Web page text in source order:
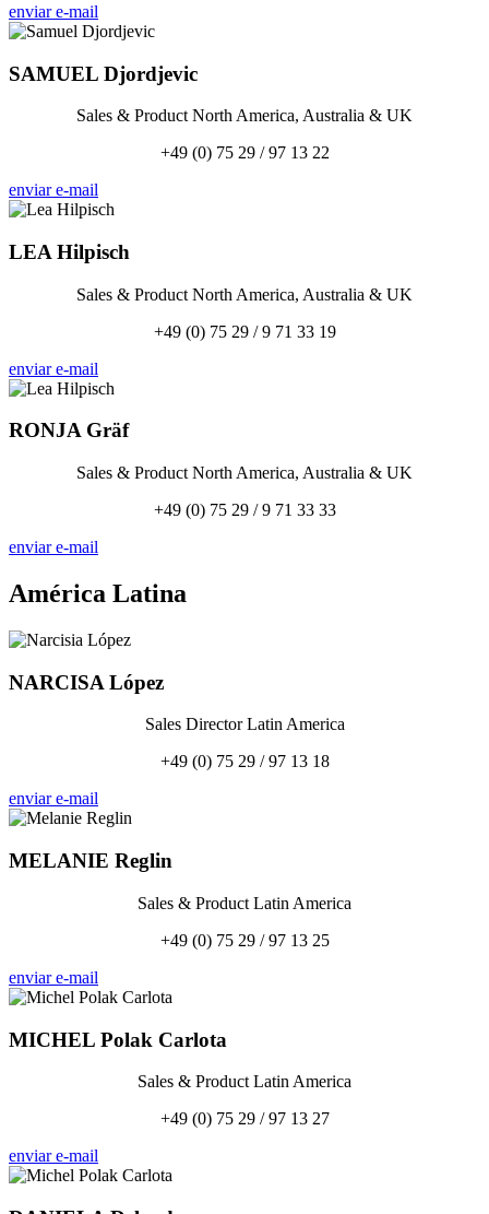
enviar e-mail
SAMUEL Djordjevic
Sales & Product North America, Australia & UK
+49 (0) 75 29 / 97 13 22
enviar e-mail
LEA Hilpisch
Sales & Product North America, Australia & UK
+49 (0) 75 29 / 9 71 33 19
enviar e-mail
RONJAGräf
Sales & Product North America, Australia & UK
+49 (0) 75 29 / 9 71 33 33
enviar e-mail
América Latina
NARCISA López
Sales Director Latin America
+49 (0) 75 29 / 97 13 18
enviar e-mail
MELANIE Reglin
Sales & Product Latin America
+49 (0) 75 29 / 97 13 25
enviar e-mail
MICHEL Polak Carlota
Sales & Product Latin America
+49 (0) 75 29 / 97 13 27
enviar e-mail